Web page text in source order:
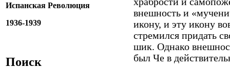
Испанская Революция
1936-1939
Поиск
внешность и
икону, и эту икону
стремился придать
шик. Однако
был Че в